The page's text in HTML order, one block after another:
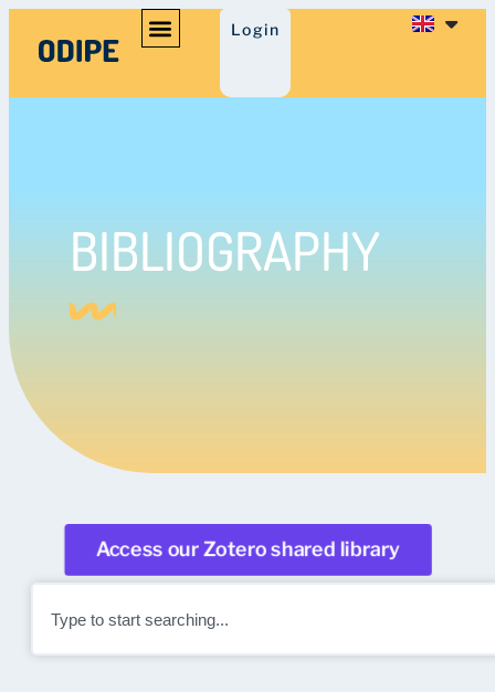
Login
BIBLIOGRAPHY
Access our Zotero shared library